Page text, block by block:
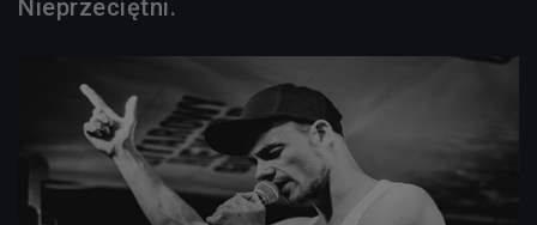
Nieprzeciętni.